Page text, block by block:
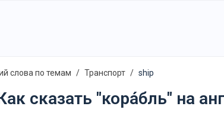
слова по темам Транспорт ship
сказать "кора́бль" на